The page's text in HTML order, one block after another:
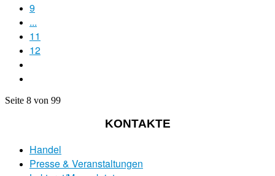
9
...
11
12
Seite 8 von 99
KONTAKTE
Handel
Presse & Veranstaltungen